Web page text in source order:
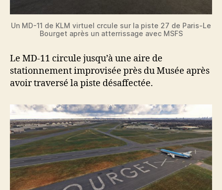
Un MD-11 de KLM virtuel crcule sur la piste 27 de Paris-Le
Bourget après un atterrissage avec MSFS
Le MD-11 circule jusqu’à une aire de
stationnement improvisée près du Musée après
avoir traversé la piste désaffectée.